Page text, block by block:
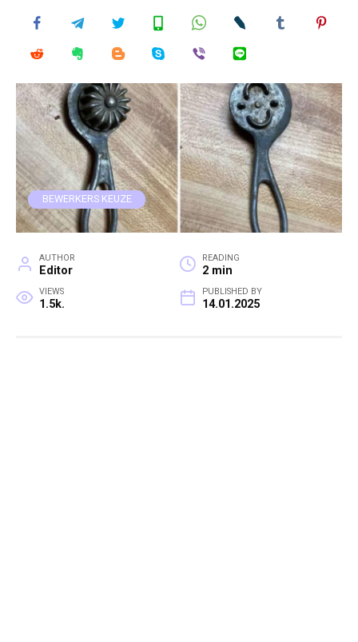
BEWERKERS KEUZE
AUTHOR
Editor
READING
2 min
VIEWS
1.5k.
PUBLISHED BY
14.01.2025